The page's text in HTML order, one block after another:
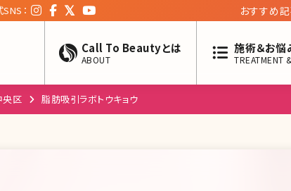
： おすすめ
Call To Beautyとは
ABOUT
施術＆お
TREATMENT
央区 脂肪吸引ラボトウキョウ